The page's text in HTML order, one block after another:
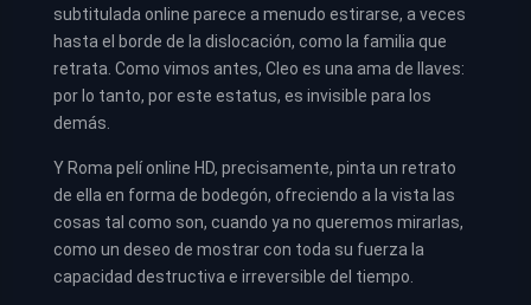
subtitulada online parece a menudo estirarse, a veces
hasta el borde de la dislocación, como la familia que
retrata. Como vimos antes, Cleo es una ama de llaves:
por lo tanto, por este estatus, es invisible para los
demás.
Y Roma pelí online HD, precisamente, pinta un retrato
de ella en forma de bodegón, ofreciendo a la vista las
cosas tal como son, cuando ya no queremos mirarlas,
como un deseo de mostrar con toda su fuerza la
capacidad destructiva e irreversible del tiempo.